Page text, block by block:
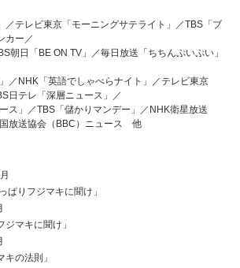
／テレビ東京「モーニングサテライト」／TBS「ブ
カー／
朝日「BE ON TV」／毎日放送「ちちんぷいぷい」
／NHK「英語でしゃべらナイト」／テレビ東京
日テレ「深層ニュース」／
ス」／TBS「儲かりマンデー」／NHK衛星放送
国放送協会（BBC）ニュース 他
ぱりフジマキに聞け」
マキに聞け」
の法則」